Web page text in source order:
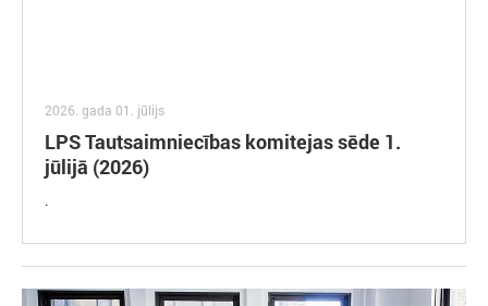
2026. gada 01. jūlijs
LPS Tautsaimniecības komitejas sēde 1.
jūlijā (2026)
.